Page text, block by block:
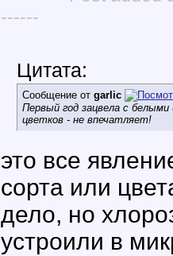
------
Цитата:
Сообщение от garlic
Первый год зацвела с
цветков - не впечатляет!
это все
сорта или
дело, но
устроили в